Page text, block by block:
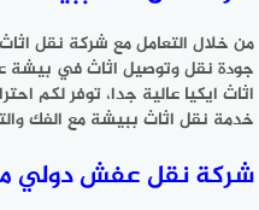
من خلال التعامل مع شركة نقل
جودة نقل وتوصيل اثاث في بيشة
اثاث ايكيا عالية جدا، توفر لكم
خدمة نقل اثاث ببيشة مع الفك
شركة نقل عفش دولي